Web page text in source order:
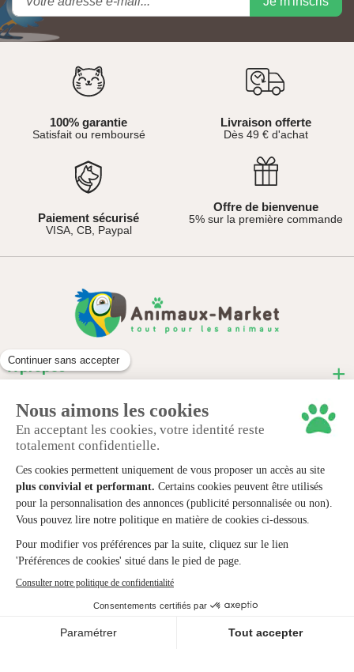
100% garantie
Satisfait ou remboursé
Livraison offerte
Dès 49 € d'achat
Paiement sécurisé
VISA, CB, Paypal
Offre de bienvenue
5% sur la première commande
À propos
Informations pratiques
Nous contacter
© 2024 animaux-market.
Mentions légales
Politique de confidentialité
Cookies
Conditions générales de ventes